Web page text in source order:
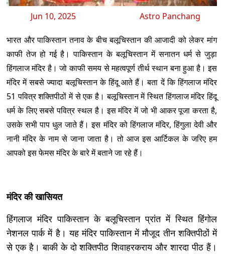
Jun 10, 2025 Astro Panchang
भारत और पाकिस्तान तनाव के बीच बलूचिस्तान की आजादी को लेकर मांग
काफी तेज हो गई है। पाकिस्तान के बलूचिस्तान में सनातन धर्म से जुड़ा
हिंगलाज मंदिर है। जो काफी समय से महत्वपूर्ण तीर्थ स्थान बना हुआ है। इस
मंदिर में सबसे ज्यादा बलूचिस्तान के हिंदू आते हैं। बता दें कि हिंगलाज मंदिर
51 पवित्र शक्तिपीठों में से एक है। बलूचिस्तान में स्थित हिंगलाज मंदिर हिंदू
धर्म के लिए सबसे पवित्र स्थल है। इस मंदिर में जो भी आकर पूजा करता है,
उसके सभी पाप धुल जाते हैं। इस मंदिर को हिंगलाज मंदिर, हिंगुला देवी और
नानी मंदिर के नाम से जाना जाता है। तो आज इस आर्टिकल के जरिए हम
आपको इस फेमस मंदिर के बारे में बताने जा रहे हैं।
मंदिर की खासियत
हिंगलाज मंदिर पाकिस्तान के बलूचिस्तान प्रांत में स्थित हिंगोल
नेशनल पार्क में है। यह मंदिर पाकिस्तान में मौजूद तीन शक्तिपीठों में
से एक है। बाकी के दो शक्तिपीठ शिवाहरकराय और शारदा पीठ हैं।